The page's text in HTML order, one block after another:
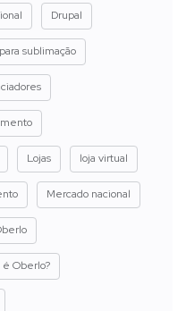
Drupal
sublimação
Lojas loja virtual
Mercado nacional
Oberlo?